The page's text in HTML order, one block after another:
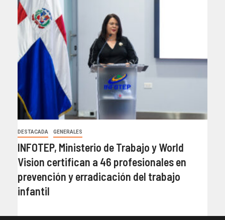
DESTACADA GENERALES
INFOTEP, Ministerio de Trabajo y World
Vision certifican a 46 profesionales en
prevención y erradicación del trabajo
infantil